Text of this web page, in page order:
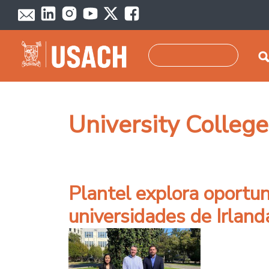
Pasar al contenido principal
University
Plantel explora
universidades de